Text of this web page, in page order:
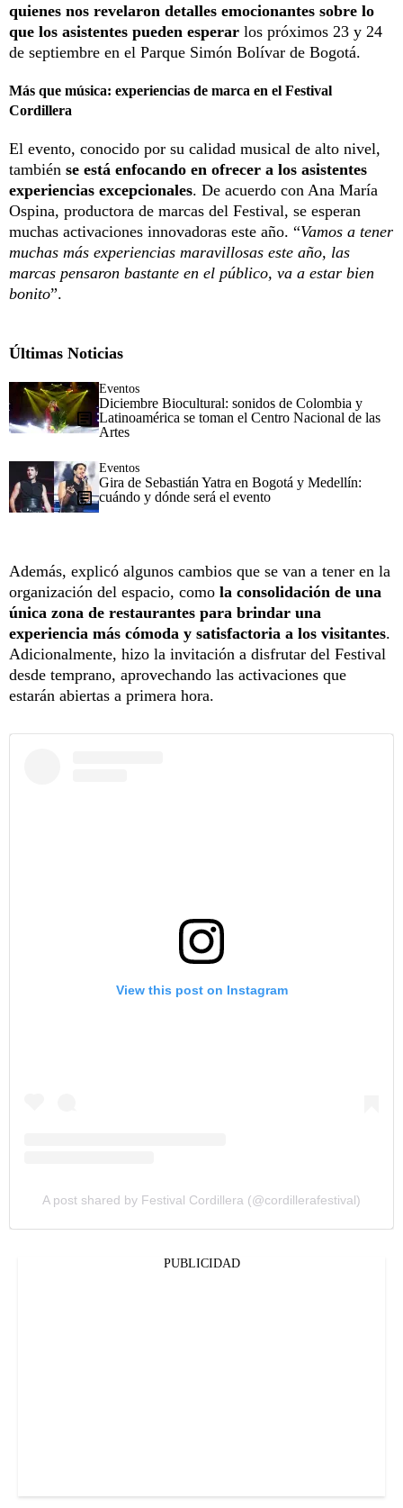
quienes nos revelaron detalles emocionantes sobre lo
que los asistentes pueden esperar los próximos 23 y 24
de septiembre en el Parque Simón Bolívar de Bogotá.
Más que música: experiencias de marca en el Festival
Cordillera
El evento, conocido por su calidad musical de alto nivel,
también se está enfocando en ofrecer a los asistentes
experiencias excepcionales. De acuerdo con Ana María
Ospina, productora de marcas del Festival, se esperan
muchas activaciones innovadoras este año. “Vamos a tener
muchas más experiencias maravillosas este año, las
marcas pensaron bastante en el público, va a estar bien
bonito”.
Últimas Noticias
Eventos
Diciembre Biocultural: sonidos de Colombia y
Latinoamérica se toman el Centro Nacional de las
Artes
Eventos
Gira de Sebastián Yatra en Bogotá y Medellín:
cuándo y dónde será el evento
Además, explicó algunos cambios que se van a tener en la
organización del espacio, como la consolidación de una
única zona de restaurantes para brindar una
experiencia más cómoda y satisfactoria a los visitantes.
Adicionalmente, hizo la invitación a disfrutar del Festival
desde temprano, aprovechando las activaciones que
estarán abiertas a primera hora.
View this post on Instagram
A post shared by Festival Cordillera (@cordillerafestival)
PUBLICIDAD